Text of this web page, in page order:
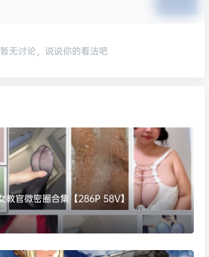
暂无讨论，说说你的看法吧
教官微密圈合集【286P 58V】